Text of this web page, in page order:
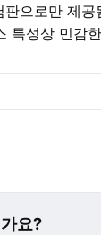
판으로만 제공
특성상 민감
요?